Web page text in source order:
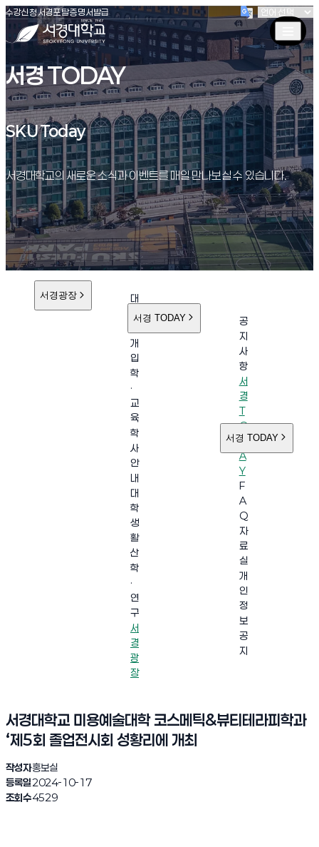
서경대학교
수강신청(새창 열림)
서경포탈(새창 열림)
증명서발급(새창 열림)
서경 TODAY
SKU Today
SKU Today
서경대학교의 새로운 소식과 이벤트를 매일 만나보실 수 있습니다.
서경광장
대
학
개
입
학
·
교
육
학
사
안
내
대
학
생
활
산
학
·
연
구
서
경
광
장
서경 TODAY
공
지
사
항
서
경
T
O
D
A
Y
F
A
Q
자
료
실
개
인
정
보
공
지
서경 TODAY
서경대학교 미용예술대학 코스메틱&뷰티테라피학과
‘제5회 졸업전시회 성황리에 개최
작성자홍보실
등록일2024-10-17
조회수4529